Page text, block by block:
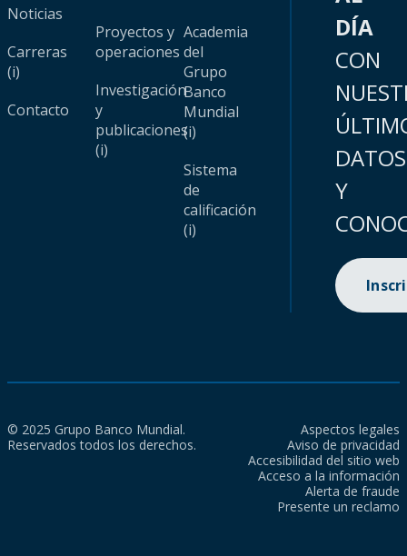
Noticias
Carreras
(i)
Contacto
Proyectos y
operaciones
Investigación
y
publicaciones
(i)
Academia
del
Grupo
Banco
Mundial
(i)
Sistema
de
calificación
(i)
DÍA
CON
DATOS
Y
© 2025 Grupo Banco Mundial.
Reservados todos los derechos.
Aspectos legales
Aviso de privacidad
Accesibilidad del sitio web
Acceso a la información
Alerta de fraude
Presente un reclamo